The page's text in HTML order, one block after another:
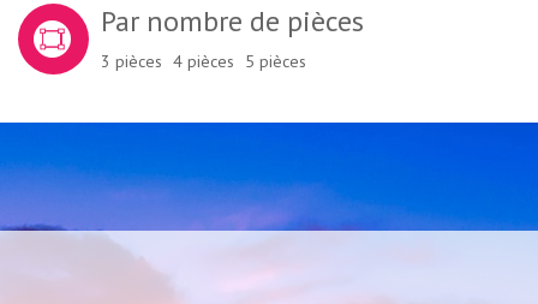
Par nombre de pièces
3 pièces 4 pièces 5 pièces